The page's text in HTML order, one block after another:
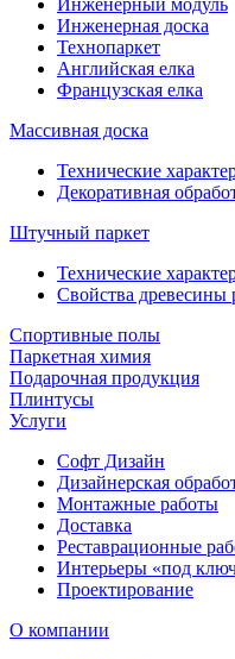
Инженерный модуль
Инженерная доска
Технопаркет
Английская елка
Французская елка
Массивная доска
Технические
Декоративная
Штучный паркет
Технические
Свойства древесины
Спортивные полы
Паркетная химия
Подарочная продукция
Плинтусы
Услуги
Софт Дизайн
Дизайнерская
Монтажные работы
Доставка
Реставрационные
Интерьеры «под
Проектирование
О компании